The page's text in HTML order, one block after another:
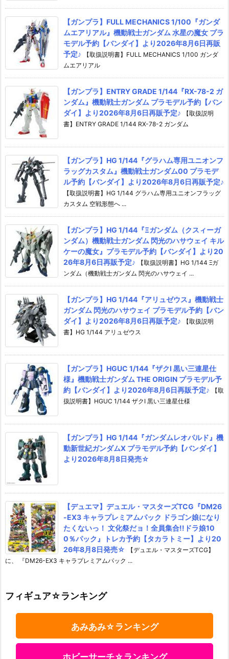
【ガンプラ】FULL MECHANICS 1/100『ガンダ
ムエアリアル』機動戦士ガンダム 水星の魔女 プラ
モデル予約【バンダイ】より2026年8月6日再販
予定♪
【取扱説明書】FULL MECHANICS 1/100 ガンダ
ムエアリアル
【ガンプラ】ENTRY GRADE 1/144『RX-78-2 ガ
ンダム』機動戦士ガンダム プラモデル予約【バン
ダイ】より2026年8月6日再販予定♪
【取扱説明
書】ENTRY GRADE 1/144 RX-78-2 ガンダム
【ガンプラ】HG 1/144『グラハム専用ユニオンフ
ラッグカスタム』機動戦士ガンダム00 プラモデ
ル予約【バンダイ】より2026年8月6日再販予定♪
【取扱説明書】HG 1/144 グラハム専用ユニオンフラッグ
カスタム 空戦形態へ ...
【ガンプラ】HG 1/144『Ξガンダム（クスィーガ
ンダム）機動戦士ガンダム 閃光のハサウェイ キル
ケーの魔女』プラモデル予約【バンダイ】より20
26年8月6日再販予定♪
【取扱説明書】HG 1/144 Ξガ
ンダム（機動戦士ガンダム 閃光のハサウェイ ...
【ガンプラ】HG 1/144『アリュゼウス』機動戦士
ガンダム 閃光のハサウェイ プラモデル予約【バン
ダイ】より2026年8月6日再販予定♪
【取扱説明
書】HG 1/144 アリュゼウス
【ガンプラ】HGUC 1/144『ザクI 黒い三連星仕
様』機動戦士ガンダム THE ORIGIN プラモデル予
約【バンダイ】より2026年8月6日再販予定♪
【取
扱説明書】HGUC 1/144 ザクI 黒い三連星仕様
【ガンプラ】HG 1/144『ガンダムレオパルド』機
動新世紀ガンダムX プラモデル予約【バンダイ】
より2026年8月8日発売☆
【デュエマ】デュエル・マスターズTCG『DM26
-EX3 キャラプレミアムパック ドラゴン娘になり
たくないっ！ 文化祭だョ！全員集合!!ドラ娘10
0％パック』トレカ予約【タカラトミー】より20
26年8月8日発売☆
【デュエル・マスターズTCG】
に、 『DM26-EX3 キャラプレミアムパック ...
フィギュア☆ランキング
あみあみ☆ランキング
ホビーサーチ☆ランキング